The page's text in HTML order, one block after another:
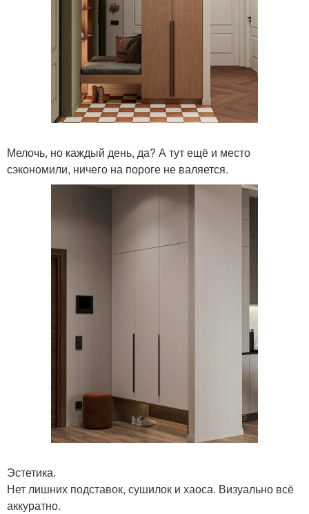
Мелочь, но каждый день, да? А тут ещё и место
сэкономили, ничего на пороге не валяется.
Эстетика.
Нет лишних подставок, сушилок и хаоса. Визуально всё
аккуратно.